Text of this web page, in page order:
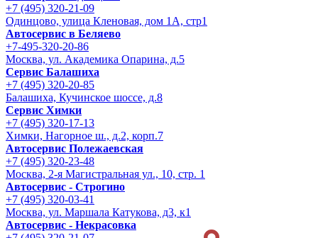
+7 (495) 320-21-09
Одинцово, улица Кленовая, дом 1А, стр1
Автосервис в Беляево
+7-495-320-20-86
Москва, ул. Академика Опарина, д.5
Сервис Балашиха
+7 (495) 320-20-85
Балашиха, Кучинское шоссе, д.8
Сервис Химки
+7 (495) 320-17-13
Химки, Нагорное ш., д.2, корп.7
Автосервис Полежаевская
+7 (495) 320-23-48
Москва, 2-я Магистральная ул., 10, стр. 1
Автосервис - Строгино
+7 (495) 320-03-41
Москва, ул. Маршала Катукова, д3, к1
Автосервис - Некрасовка